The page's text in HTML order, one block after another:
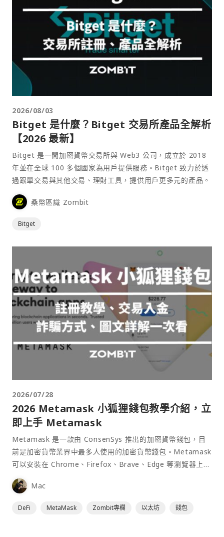
2026/08/03
Bitget 是什麼？Bitget 交易所產品全解析
【2026 最新】
Bitget 是一間加密貨幣交易所與 Web3 公司，成立於 2018
年並在全球 100 多個國家為用戶提供服務。Bitget 致力於透
過跟單交易與其他交易、理財工具，提供用戶更多元的產品。
桑幣區識 Zombit
Bitget
2026/07/28
2026 Metamask 小狐狸錢包教學介紹，立
即上手 Metamask
Metamask 是一款由 ConsenSys 推出的加密貨幣錢包，目
前是加密貨幣業界中最多人使用的加密貨幣錢包。Metamask
可以安裝在 Chrome、Firefox、Brave、Edge 等瀏覽器上作
為插件使用，具備許多功能且使用上非常方便。
Mac
DeFi MetaMask Zombit專欄 以太坊 錢包